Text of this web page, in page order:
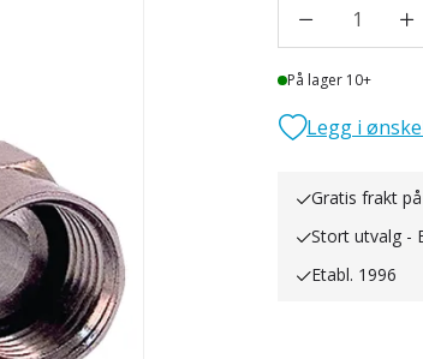
1
Lager
På lager 10+
Legg i
Gratis frakt
Stort utvalg -
Etabl. 1996